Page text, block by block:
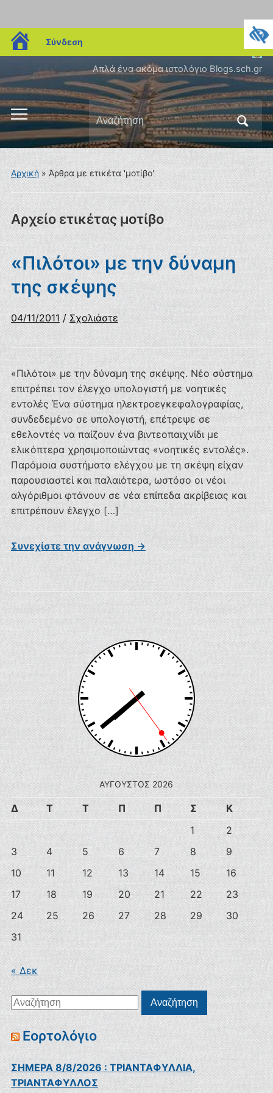
blogs.sch.gr
Σύνδεση
Απλά ένα ακόμα ιστολόγιο Blogs.sch.gr
Εναλλαγή
του
μενού
για
κινητά
Αναζήτηση
για:
Αρχική» Άρθρα με ετικέτα 'μοτίβο'
Αρχείο ετικέταςμοτίβο
ΑΎΓΟΥΣΤΟΣ 2026
Δ Τ Τ Π Π Σ
Κ
1
2
3
4 5 6 7 8
9
10
11 12 13 14 15
16
17
18 19 20 21 22
23
24
25 26 27 28 29
30
31
« Δεκ
Αναζήτηση
για:
Αναζήτηση
Εορτολόγιο
ΣΗΜΕΡΑ 8/8/2026 : ΤΡΙΑΝΤΑΦΥΛΛΙΑ,
ΤΡΙΑΝΤΑΦΥΛΛΟΣ
«Πιλότοι» με την δύναμη
της σκέψης
04/11/2011 /Σχολιάστε
«Πιλότοι» με την δύναμη της σκέψης. Νέο σύστημα
επιτρέπει τον έλεγχο υπολογιστή με νοητικές
εντολές Ένα σύστημα ηλεκτροεγκεφαλογραφίας,
συνδεδεμένο σε υπολογιστή, επέτρεψε σε
εθελοντές να παίζουν ένα βιντεοπαιχνίδι με
ελικόπτερα χρησιμοποιώντας «νοητικές εντολές».
Παρόμοια συστήματα ελέγχου με τη σκέψη είχαν
παρουσιαστεί και παλαιότερα, ωστόσο οι νέοι
αλγόριθμοι φτάνουν σε νέα επίπεδα ακρίβειας και
επιτρέπουν έλεγχο […]
Συνεχίστε την ανάγνωση →